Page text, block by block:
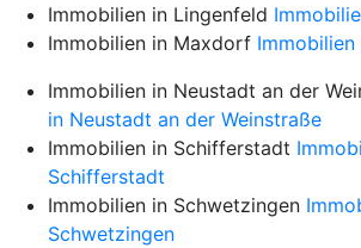
Immobilien in Lingenfeld
Immobilien in Maxdorf
Immobilien in Neustadt an der
in Neustadt an der Weinstraße
Immobilien in Schifferstadt
Schifferstadt
Immobilien in Schwetzingen
Schwetzingen